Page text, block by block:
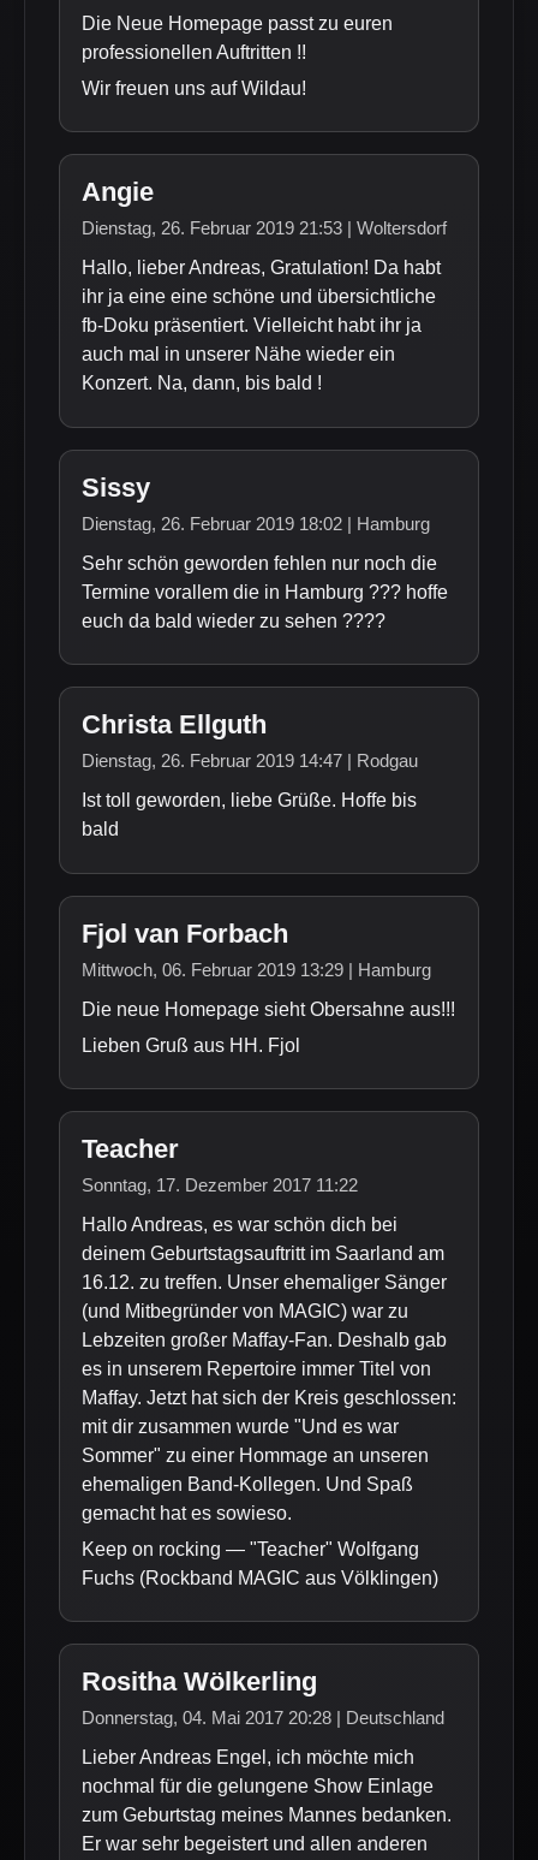
Die Neue Homepage passt zu euren
professionellen Auftritten !!
Wir freuen uns auf Wildau!
Angie
Dienstag, 26. Februar 2019 21:53 | Woltersdorf
Hallo, lieber Andreas, Gratulation! Da habt
ihr ja eine eine schöne und übersichtliche
fb-Doku präsentiert. Vielleicht habt ihr ja
auch mal in unserer Nähe wieder ein
Konzert. Na, dann, bis bald !
Sissy
Dienstag, 26. Februar 2019 18:02 | Hamburg
Sehr schön geworden fehlen nur noch die
Termine vorallem die in Hamburg ??? hoffe
euch da bald wieder zu sehen ????
Christa Ellguth
Dienstag, 26. Februar 2019 14:47 | Rodgau
Ist toll geworden, liebe Grüße. Hoffe bis
bald
Fjol van Forbach
Mittwoch, 06. Februar 2019 13:29 | Hamburg
Die neue Homepage sieht Obersahne aus!!!
Lieben Gruß aus HH. Fjol
Teacher
Sonntag, 17. Dezember 2017 11:22
Hallo Andreas, es war schön dich bei
deinem Geburtstagsauftritt im Saarland am
16.12. zu treffen. Unser ehemaliger Sänger
(und Mitbegründer von MAGIC) war zu
Lebzeiten großer Maffay-Fan. Deshalb gab
es in unserem Repertoire immer Titel von
Maffay. Jetzt hat sich der Kreis geschlossen:
mit dir zusammen wurde "Und es war
Sommer" zu einer Hommage an unseren
ehemaligen Band-Kollegen. Und Spaß
gemacht hat es sowieso.
Keep on rocking — "Teacher" Wolfgang
Fuchs (Rockband MAGIC aus Völklingen)
Rositha Wölkerling
Donnerstag, 04. Mai 2017 20:28 | Deutschland
Lieber Andreas Engel, ich möchte mich
nochmal für die gelungene Show Einlage
zum Geburtstag meines Mannes bedanken.
Er war sehr begeistert und allen anderen